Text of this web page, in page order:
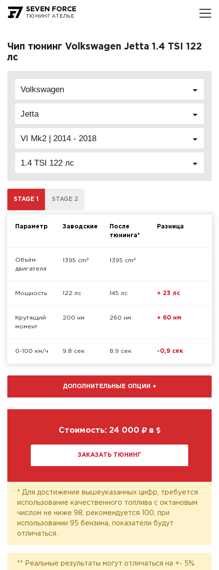
SEVEN FORCE
ТЮНИНГ АТЕЛЬЕ
Чип тюнинг Volkswagen Jetta 1.4 TSI 122
лс
Volkswagen
Jetta
VI Mk2 | 2014 - 2018
1.4 TSI 122 лс
STAGE 1 STAGE 2
Параметр Заводские
После
тюнинга*
Разница
Объём
двигателя
1395 cm³ 1395 cm³
Мощность 122 лс 145 лс + 23 лс
Крутящий
момент
200 нм 260 нм + 60 нм
0-100 км/ч 9.8 сек 8.9 сек -0,9 сек
ДОПОЛНИТЕЛЬНЫЕ ОПЦИИ +
Стоимость: 24 000 в
ЗАКАЗАТЬ ТЮНИНГ
* Для достижение вышеуказанных цифр, требуется
использование качественного топлива с октановым
числом не ниже 98, рекомендуется 100, при
использовании 95 бензина, показатели будут
отличаться.
** Реальные результаты могут отличаться на +- 5%